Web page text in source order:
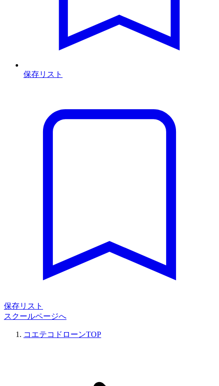
保存リスト
保存リスト
スクールページへ
コエテコドローンTOP